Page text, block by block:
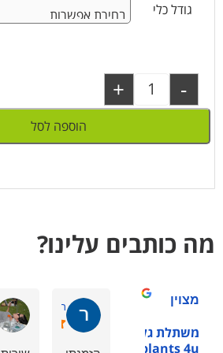
גודל כלי
-
+
הוספה לסל
מה כותבים עלינו?
מצוין
משתלת גלילות -
plants 4u
רוני ש.